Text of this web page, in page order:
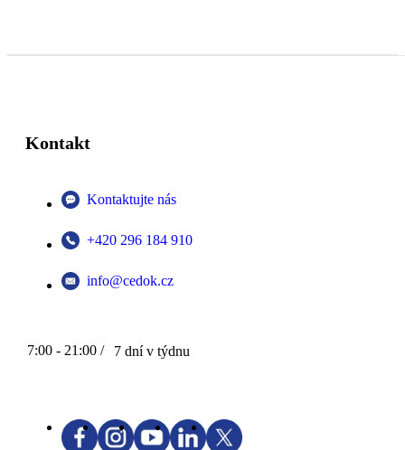
Kontakt
Kontaktujte nás
+420 296 184 910
info@cedok.cz
7:00 - 21:00 / 7 dní v týdnu